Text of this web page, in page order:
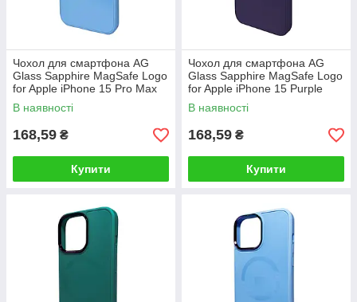
Чохол для смартфона AG
Glass Sapphire MagSafe Logo
for Apple iPhone 15 Pro Max
Sierra Blue
В наявності
168,59 ₴
Купити
Чохол для смартфона AG
Glass Sapphire MagSafe Logo
for Apple iPhone 15 Purple
В наявності
168,59 ₴
Купити